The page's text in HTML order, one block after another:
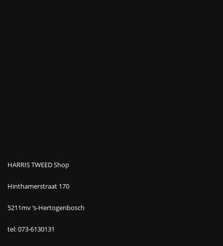
HARRIS TWEED Shop
Hinthamerstraat 170
5211mv ‘s-Hertogenbosch
tel: 073-6130131